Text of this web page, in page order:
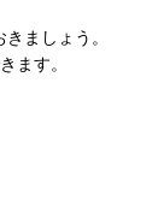
ましょう。
ます。